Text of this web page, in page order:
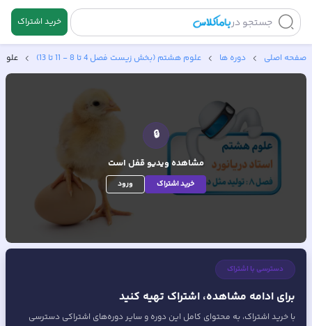
جستجو در خرید اشتراک
صفحه اصلی دوره ها علوم هشتم (بخش زیست فصل 4 تا 8 - 11 تا 13)
🔒
مشاهده ویدیوقفل است
خرید اشتراک ورود
دسترسی با اشتراک
برای ادامه مشاهده، اشتراک تهیه کنید
با خرید اشتراک، به محتوای کامل این دوره و سایر دوره‌های اشتراکی دسترسی